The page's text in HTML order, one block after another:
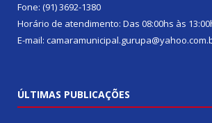
Fone: (91) 3692-1380
Horário de atendimento: Das 08:00hs às
E-mail:
ÚLTIMAS PUBLICAÇÕES